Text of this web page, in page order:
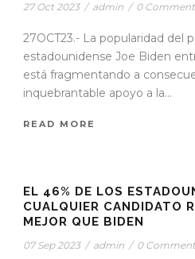
27 Oct 2023 / admin / 0 Comment
27OCT23.- La popularidad del
estadounidense Joe Biden
está fragmentando a
inquebrantable apoyo a la...
READ MORE
EL 46% DE LOS
CUALQUIER CANDIDATO
MEJOR QUE BIDEN
07 Sep 2023 / admin / 0 Comment